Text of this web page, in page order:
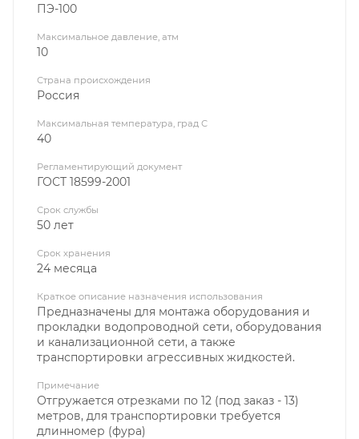
ПЭ-100
Максимальное давление, атм
10
Страна происхождения
Россия
Максимальная температура, град С
40
Регламентирующий документ
ГОСТ 18599-2001
Срок службы
50 лет
Срок хранения
24 месяца
Краткое описание назначения использования
Предназначены для монтажа оборудования и
прокладки водопроводной сети, оборудования
и канализационной сети, а также
транспортировки агрессивных жидкостей.
Примечание
Отгружается отрезками по 12 (под заказ - 13)
метров, для транспортировки требуется
длинномер (фура)